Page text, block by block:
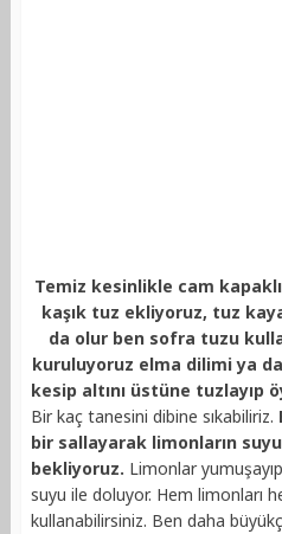
Temiz kesinlikle cam
kaşık tuz ekliyoruz, tuz
da olur ben sofra tuzu
kuruluyoruz elma dilimi ya
kesip altını üstüne tuzlayıp
Bir kaç tanesini dibine sıkabiliriz.
bir sallayarak limonların
bekliyoruz. Limonlar
suyu ile doluyor. Hem limonları
kullanabilirsiniz. Ben daha